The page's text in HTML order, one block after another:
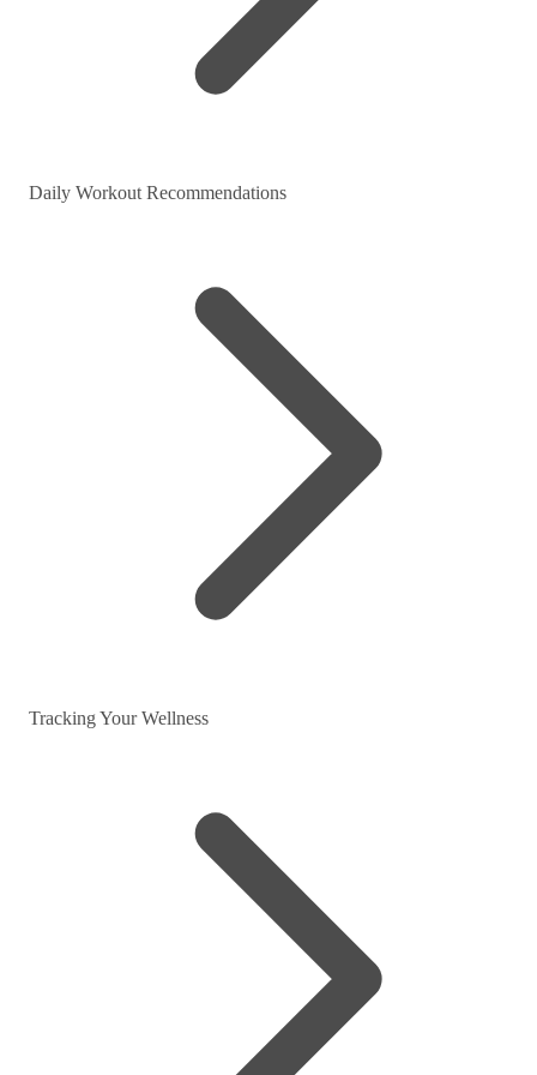
Daily Workout Recommendations
Tracking Your Wellness